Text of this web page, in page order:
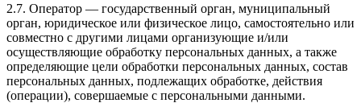
2.7. Оператор — государственный орган, муниципальный
орган, юридическое или физическое лицо, самостоятельно или
совместно с другими лицами организующие и/или
осуществляющие обработку персональных данных, а также
определяющие цели обработки персональных данных, состав
персональных данных, подлежащих обработке, действия
(операции), совершаемые с персональными данными.